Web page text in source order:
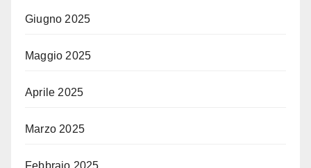
Giugno 2025
Maggio 2025
Aprile 2025
Marzo 2025